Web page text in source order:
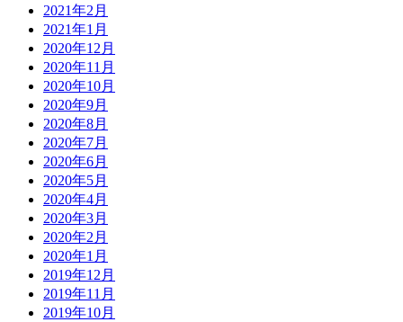
2021年2月
2021年1月
2020年12月
2020年11月
2020年10月
2020年9月
2020年8月
2020年7月
2020年6月
2020年5月
2020年4月
2020年3月
2020年2月
2020年1月
2019年12月
2019年11月
2019年10月